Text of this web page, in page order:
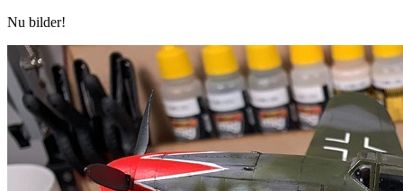
Nu bilder!